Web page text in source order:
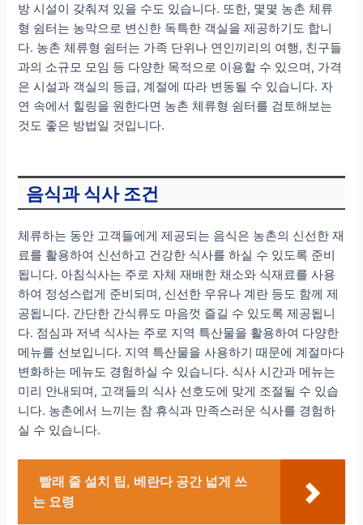
방 시설이 갖춰져 있을 수도 있습니다. 또한, 몇몇 농촌 체류
형 쉼터는 농막으로 변신한 독특한 객실을 제공하기도 합니
다. 농촌 체류형 쉼터는 가족 단위나 연인끼리의 여행, 친구들
과의 소규모 모임 등 다양한 목적으로 이용할 수 있으며, 가격
은 시설과 객실의 등급, 계절에 따라 변동될 수 있습니다. 자
연 속에서 힐링을 원한다면 농촌 체류형 쉼터를 검토해보는
것도 좋은 방법일 것입니다.
음식과 식사 조건
체류하는 동안 고객들에게 제공되는 음식은 농촌의 신선한 재
료를 활용하여 신선하고 건강한 식사를 하실 수 있도록 준비
됩니다. 아침식사는 주로 자체 재배한 채소와 식재료를 사용
하여 정성스럽게 준비되며, 신선한 우유나 계란 등도 함께 제
공됩니다. 간단한 간식류도 마음껏 즐길 수 있도록 제공됩니
다. 점심과 저녁 식사는 주로 지역 특산물을 활용하여 다양한
메뉴를 선보입니다. 지역 특산물을 사용하기 때문에 계절마다
변화하는 메뉴도 경험하실 수 있습니다. 식사 시간과 메뉴는
미리 안내되며, 고객들의 식사 선호도에 맞게 조절될 수 있습
니다. 농촌에서 느끼는 참 휴식과 만족스러운 식사를 경험하
실 수 있습니다.
빨래 줄 설치 팁, 베란다 공간 넓게 쓰
는 요령